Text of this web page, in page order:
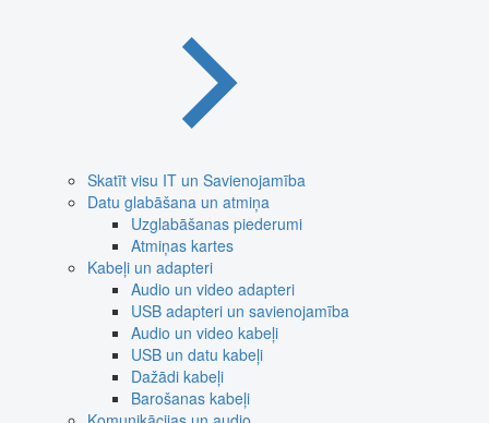
Skatīt visu IT un Savienojamība
Datu glabāšana un atmiņa
Uzglabāšanas piederumi
Atmiņas kartes
Kabeļi un adapteri
Audio un video adapteri
USB adapteri un savienojamība
Audio un video kabeļi
USB un datu kabeļi
Dažādi kabeļi
Barošanas kabeļi